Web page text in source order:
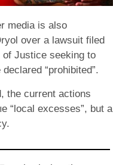
media is also
over a lawsuit filed
of Justice seeking to
“prohibited”.
the current actions
“local excesses”, but a